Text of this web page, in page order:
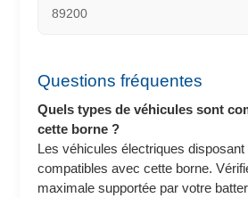
89200
Questions fréquentes
Quels types de véhicules sont
cette borne ?
Les véhicules électriques disposant
compatibles avec cette borne.
maximale supportée par votre